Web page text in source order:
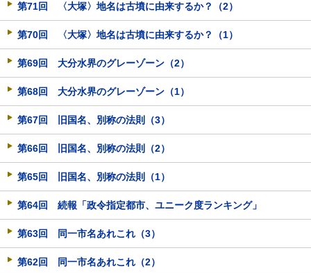
第71回 〈大塚〉地名は古墳に由来するか？（2）
第70回 〈大塚〉地名は古墳に由来するか？（1）
第69回 大分水界のグレーゾーン（2）
第68回 大分水界のグレーゾーン（1）
第67回 旧国名、別称の法則（3）
第66回 旧国名、別称の法則（2）
第65回 旧国名、別称の法則（1）
第64回 続報「政令指定都市、ユニーク度ランキング」
第63回 同一市名あれこれ（3）
第62回 同一市名あれこれ（2）